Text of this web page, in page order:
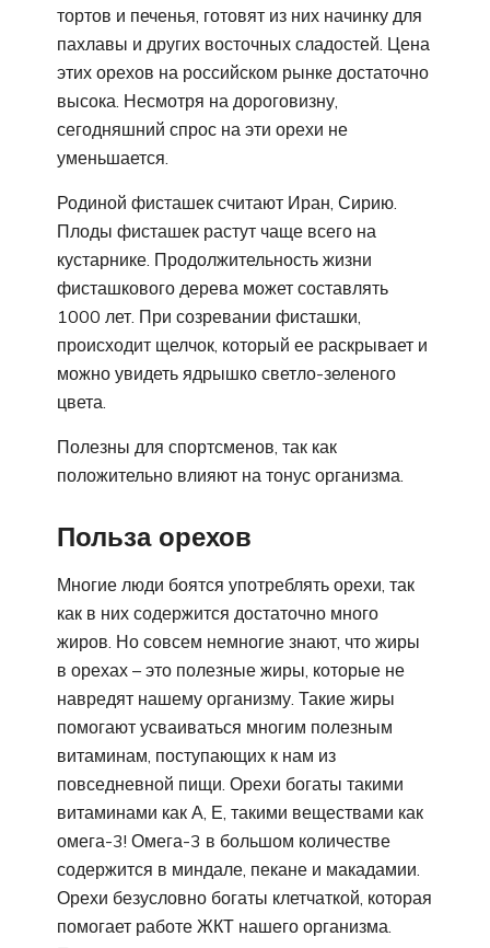
тортов и печенья, готовят из них начинку для
пахлавы и других восточных сладостей. Цена
этих орехов на российском рынке достаточно
высока. Несмотря на дороговизну,
сегодняшний спрос на эти орехи не
уменьшается.
Родиной фисташек считают Иран, Сирию.
Плоды фисташек растут чаще всего на
кустарнике. Продолжительность жизни
фисташкового дерева может составлять
1000 лет. При созревании фисташки,
происходит щелчок, который ее раскрывает и
можно увидеть ядрышко светло-зеленого
цвета.
Полезны для спортсменов, так как
положительно влияют на тонус организма.
Польза орехов
Многие люди боятся употреблять орехи, так
как в них содержится достаточно много
жиров. Но совсем немногие знают, что жиры
в орехах – это полезные жиры, которые не
навредят нашему организму. Такие жиры
помогают усваиваться многим полезным
витаминам, поступающих к нам из
повседневной пищи. Орехи богаты такими
витаминами как А, Е, такими веществами как
омега-3! Омега-3 в большом количестве
содержится в миндале, пекане и макадамии.
Орехи безусловно богаты клетчаткой, которая
помогает работе ЖКТ нашего организма.